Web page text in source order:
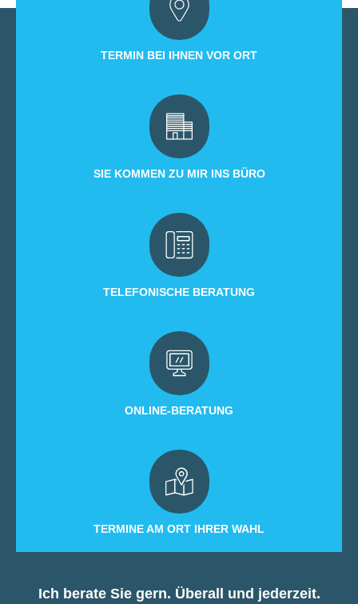
TERMIN BEI IHNEN VOR ORT
SIE KOMMEN ZU MIR INS BÜRO
TELEFONISCHE BERATUNG
ONLINE-BERATUNG
TERMINE AM ORT IHRER WAHL
Ich berate Sie gern. Überall und jederzeit.